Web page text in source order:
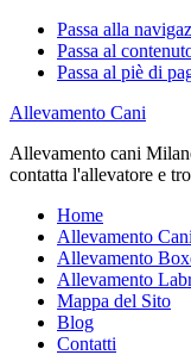
Passa alla
Passa al
Passa al piè di
Allevamento Cani
Allevamento cani
contatta l'allevatore e
Home
Allevamento Cani
Allevamento
Allevamento
Mappa del Sito
Blog
Contatti